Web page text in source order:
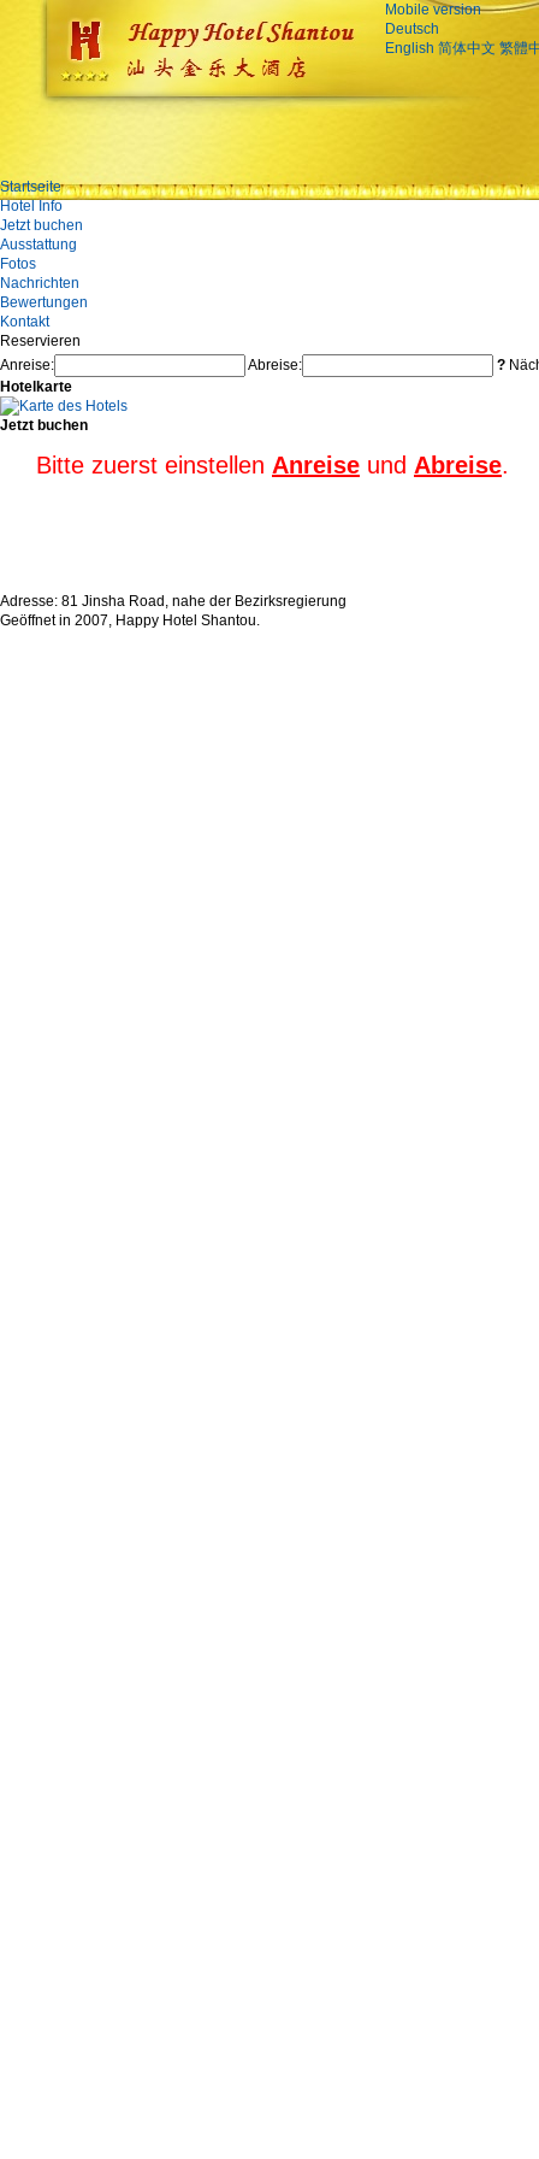
Mobile version
Deutsch
English 简体中文 繁體
Startseite
Hotel Info
Jetzt buchen
Ausstattung
Fotos
Nachrichten
Bewertungen
Kontakt
Reservieren
Anreise:
Abreise: ?
Hotelkarte
Jetzt buchen
Bitte zuerst einstellen Anreise und Abreise.
Adresse: 81 Jinsha Road, nahe der Bezirksregierung
Geöffnet in 2007, Happy Hotel Shantou.